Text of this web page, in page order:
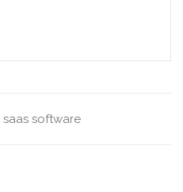
saas software